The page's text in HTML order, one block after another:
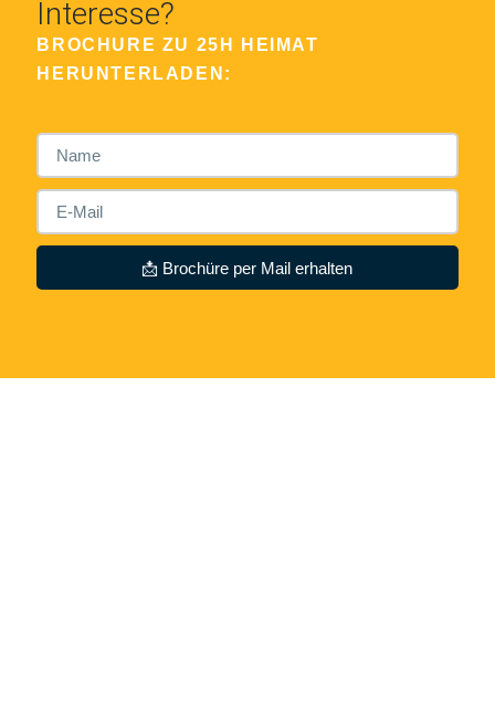
Interesse?
BROCHURE ZU 25H HEIMAT
HERUNTERLADEN:
📩 Brochüre per Mail erhalten